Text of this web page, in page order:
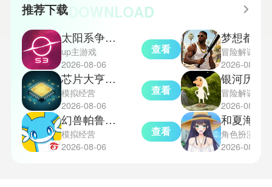
还是公平竞技，都能拿到远超普通
家揭晓斗破苍穹:斗帝之路新版本的
全新玩法都有哪些。
推荐下载DOWNLOAD
太阳系争夺战3汉化版
up主游戏
2026-08-06
查看
芯片大亨中文版
模拟经营
2026-08-06
查看
幻兽帕鲁世界中文版
模拟经营
2026-08-06
查看
冒险解谜
2026-08-06
冒险解谜
2026-08-06
角色扮演
2026-08-06